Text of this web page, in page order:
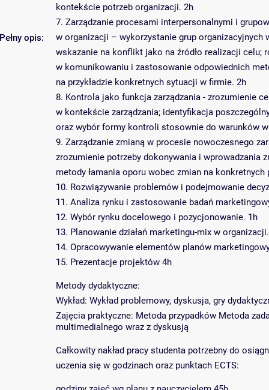
Pełny opis:
kontekście potrzeb organizacji. 2h
7. Zarządzanie procesami interpersonalnymi i
w organizacji – wykorzystanie grup organizacyjnych
wskazanie na konflikt jako na źródło realizacji celu;
w komunikowaniu i zastosowanie odpowiednich
na przykładzie konkretnych sytuacji w firmie. 2h
8. Kontrola jako funkcja zarządzania - zrozumienie
w kontekście zarządzania; identyfikacja
oraz wybór formy kontroli stosownie do warunków
9. Zarządzanie zmianą w procesie nowoczesnego
zrozumienie potrzeby dokonywania i wprowadzania
metody łamania oporu wobec zmian na konkretnych
10. Rozwiązywanie problemów i podejmowanie
11. Analiza rynku i zastosowanie badań
12. Wybór rynku docelowego i pozycjonowanie. 1h
13. Planowanie działań marketingu-mix w
14. Opracowywanie elementów planów
15. Prezentacje projektów 4h
Metody dydaktyczne:
Wykład: Wykład problemowy, dyskusja, gry
Zajęcia praktyczne: Metoda przypadków Metoda
multimedialnego wraz z dyskusją
Całkowity nakład pracy studenta potrzebny do
uczenia się w godzinach oraz punktach ECTS: